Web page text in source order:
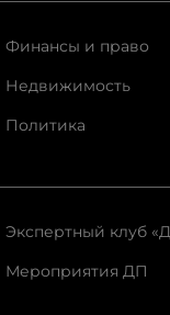
Финансы и право
Недвижимость
Политика
Экспертный клуб
Мероприятия ДП